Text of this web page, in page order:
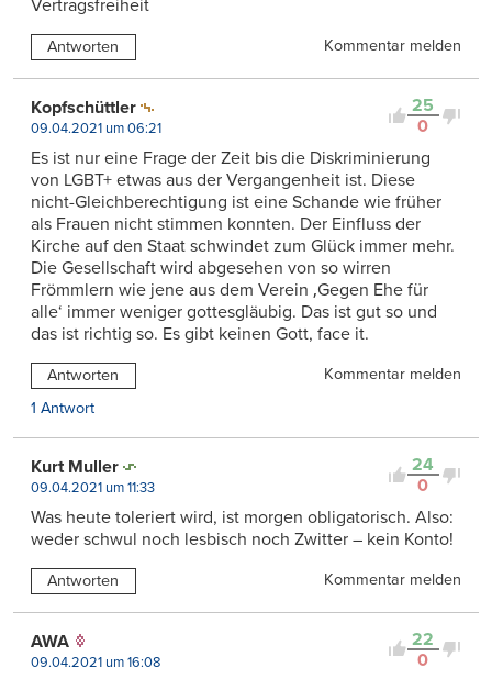
Vertragsfreiheit
Antworten Kommentar melden
25
0
Kopfschüttler
09.04.2021 um 06:21
Es ist nur eine Frage der Zeit bis die Diskriminierung
von LGBT+ etwas aus der Vergangenheit ist. Diese
nicht-Gleichberechtigung ist eine Schande wie früher
als Frauen nicht stimmen konnten. Der Einfluss der
Kirche auf den Staat schwindet zum Glück immer mehr.
Die Gesellschaft wird abgesehen von so wirren
Frömmlern wie jene aus dem Verein ‚Gegen Ehe für
alle‘ immer weniger gottesgläubig. Das ist gut so und
das ist richtig so. Es gibt keinen Gott, face it.
Antworten
Kommentar melden
1 Antwort
24
0
Kurt Muller
09.04.2021 um 11:33
Was heute toleriert wird, ist morgen obligatorisch. Also:
weder schwul noch lesbisch noch Zwitter – kein Konto!
Antworten Kommentar melden
22
0
AWA
09.04.2021 um 16:08